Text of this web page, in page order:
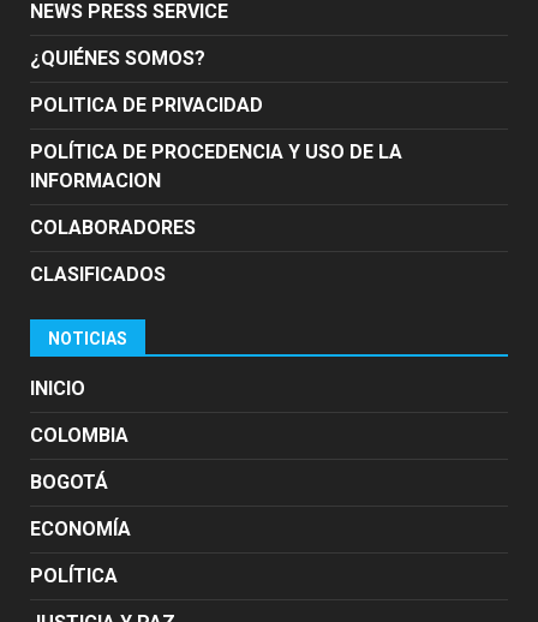
NEWS PRESS SERVICE
¿QUIÉNES SOMOS?
POLITICA DE PRIVACIDAD
POLÍTICA DE PROCEDENCIA Y USO DE LA
INFORMACION
COLABORADORES
CLASIFICADOS
NOTICIAS
INICIO
COLOMBIA
BOGOTÁ
ECONOMÍA
POLÍTICA